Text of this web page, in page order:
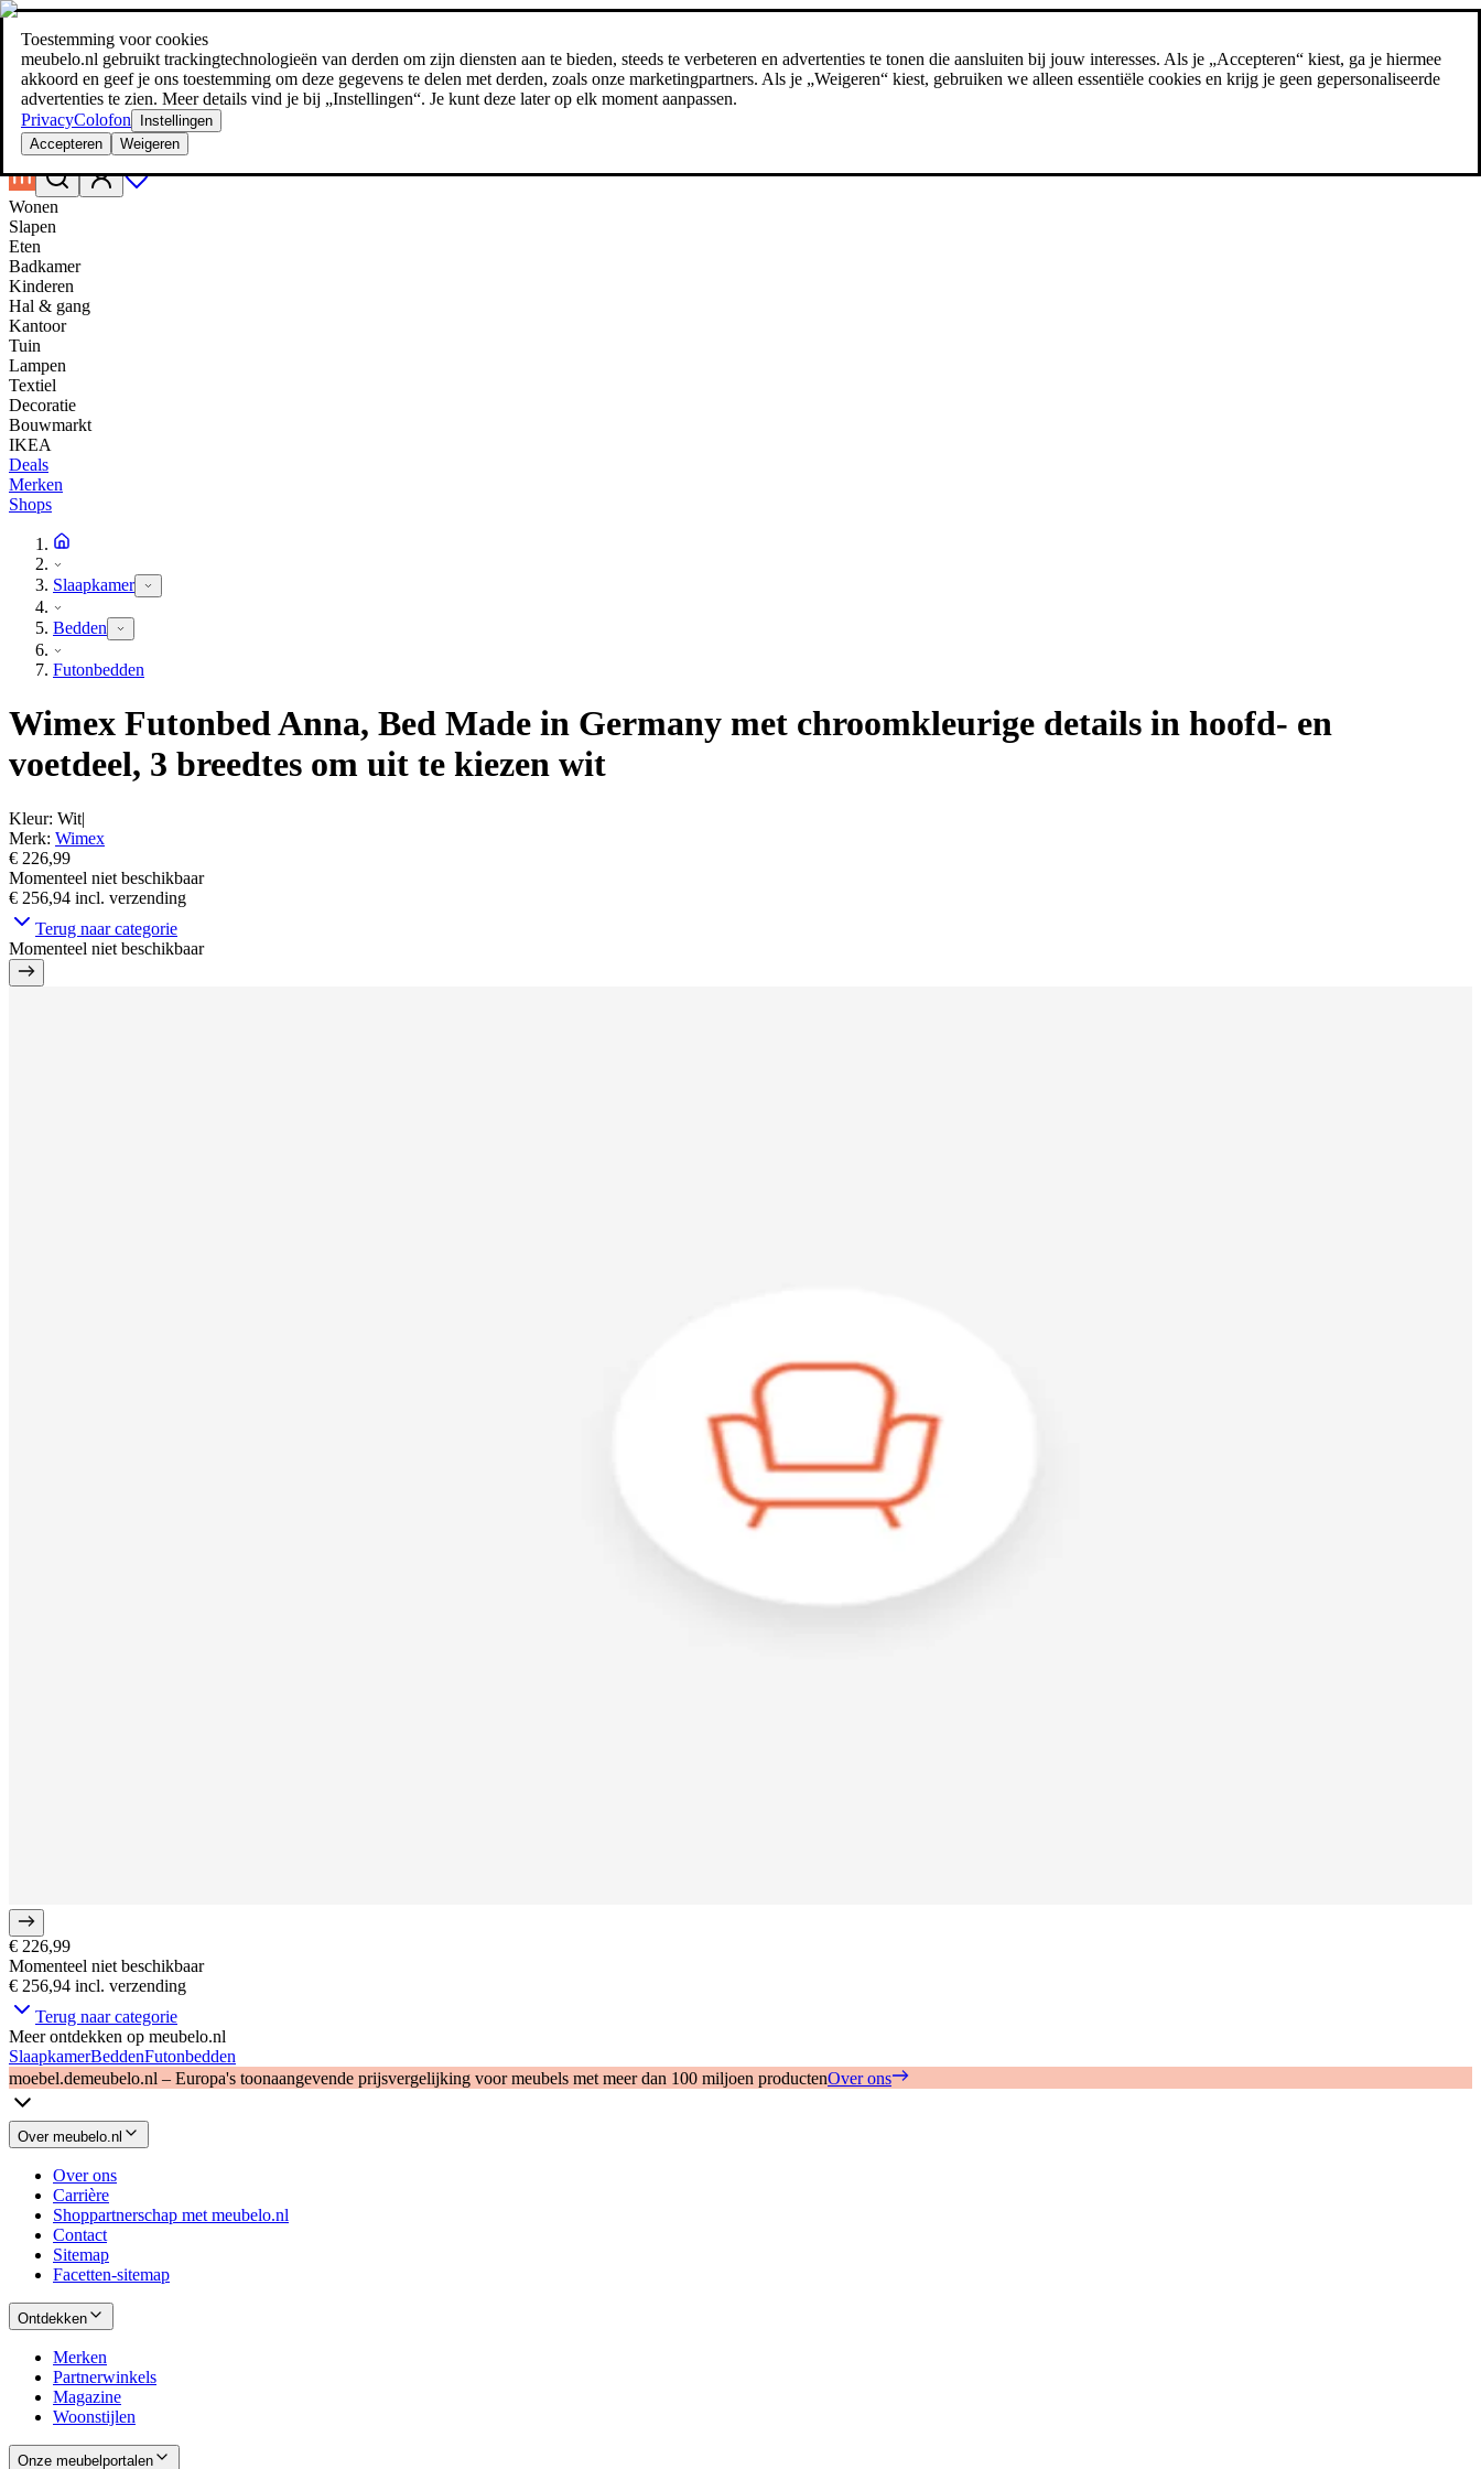
Toestemming voor cookies
meubelo.nl gebruikt trackingtechnologieën van derden om zijn diensten aan te bieden, steeds te verbeteren en advertenties te tonen die aansluiten bij jouw interesses. Als je „Accepteren“ kiest, ga je hiermee
akkoord en geef je ons toestemming om deze gegevens te delen met derden, zoals onze marketingpartners. Als je „Weigeren“ kiest, gebruiken we alleen essentiële cookies en krijg je geen gepersonaliseerde
advertenties te zien. Meer details vind je bij „Instellingen“. Je kunt deze later op elk moment aanpassen.
PrivacyColofon
Instellingen
Accepteren
Weigeren
Zoeken
meubel jezelf de beste prijs!meubel jezelf de beste prijs!
Wonen
Slapen
Eten
Badkamer
Kinderen
Hal & gang
Kantoor
Tuin
Lampen
Textiel
Decoratie
Bouwmarkt
IKEA
Deals
Merken
Shops
Slaapkamer
Bedden
Futonbedden
Wimex Futonbed Anna, Bed Made in Germany met chroomkleurige details in hoofd- en
voetdeel, 3 breedtes om uit te kiezen wit
Kleur: Wit|
Merk: Wimex
€ 226,99
Momenteel niet beschikbaar
€ 256,94 incl. verzending
Terug naar categorie
Momenteel niet beschikbaar
€ 226,99
Momenteel niet beschikbaar
€ 256,94 incl. verzending
Terug naar categorie
Meer ontdekken op meubelo.nl
SlaapkamerBeddenFutonbedden
moebel.demeubelo.nl – Europa's toonaangevende prijsvergelijking voor meubels met meer dan 100 miljoen productenOver ons
Over meubelo.nl
Over ons
Carrière
Shoppartnerschap met meubelo.nl
Contact
Sitemap
Facetten-sitemap
Ontdekken
Merken
Partnerwinkels
Magazine
Woonstijlen
Onze meubelportalen